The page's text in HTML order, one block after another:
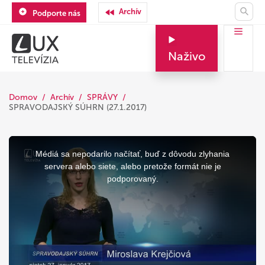
Podporte nás Archív
Naživo
Domov Archív
SPRÁVY
SPRAVODAJSKÝ SÚHRN (27.1.2017)
This
modal
window.
Médiá sa nepodarilo načítať, buď z dôvodu zlyhania
servera alebo siete, alebo pretože formát nie je
podporovaný.